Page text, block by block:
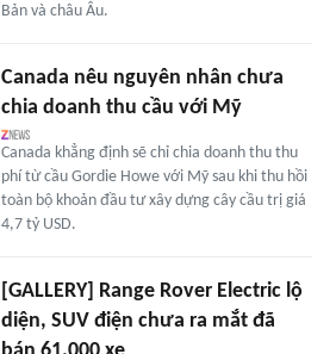
Bản và châu Âu.
Canada nêu nguyên nhân chưa
chia doanh thu cầu với Mỹ
Canada khẳng định sẽ chỉ chia doanh thu thu
phí từ cầu Gordie Howe với Mỹ sau khi thu hồi
toàn bộ khoản đầu tư xây dựng cây cầu trị giá
4,7 tỷ USD.
[GALLERY] Range Rover Electric lộ
diện, SUV điện chưa ra mắt đã